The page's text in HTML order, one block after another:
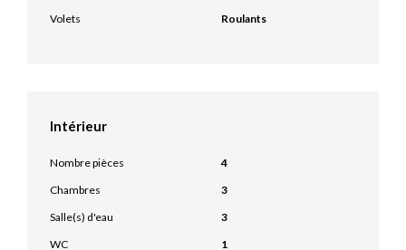
Volets Roulants
Intérieur
Nombre pièces
4
Chambres
3
Salle(s) d'eau
3
WC
1